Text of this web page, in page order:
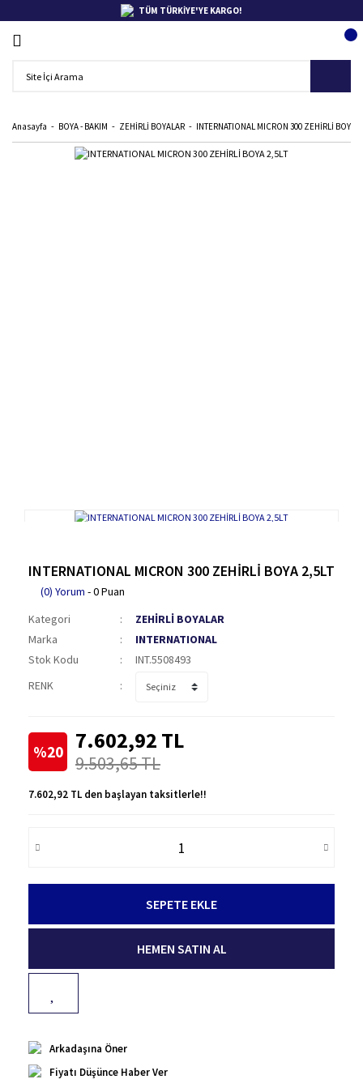
TÜM TÜRKİYE'YE KARGO!
Anasayfa BOYA - BAKIM ZEHİRLİ BOYALAR INTERNATIONAL MICRON 300 ZEHİRLİ BOYA
INTERNATIONAL MICRON 300 ZEHİRLİ BOYA 2,5LT
(0) Yorum - 0 Puan
Kategori
ZEHİRLİ BOYALAR
Marka
INTERNATIONAL
Stok Kodu
INT.5508493
RENK
%20 7.602,92 TL
9.503,65 TL
7.602,92 TL den başlayan taksitlerle!!
SEPETE EKLE
HEMEN SATIN AL
Arkadaşına Öner
Fiyatı Düşünce Haber Ver